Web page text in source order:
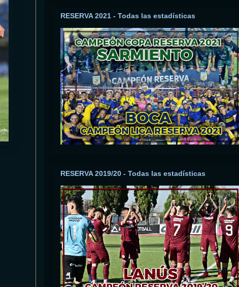
RESERVA 2021 - Todas las estadísticas
RESERVA 2019/20 - Todas las estadísticas